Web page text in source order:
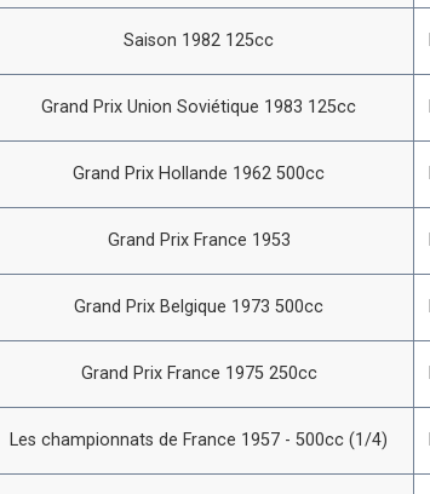
Saison 1982 125cc
Grand Prix Union Soviétique 1983 125cc
Grand Prix Hollande 1962 500cc
Grand Prix France 1953
Grand Prix Belgique 1973 500cc
Grand Prix France 1975 250cc
Les championnats de France 1957 - 500cc (1/4)